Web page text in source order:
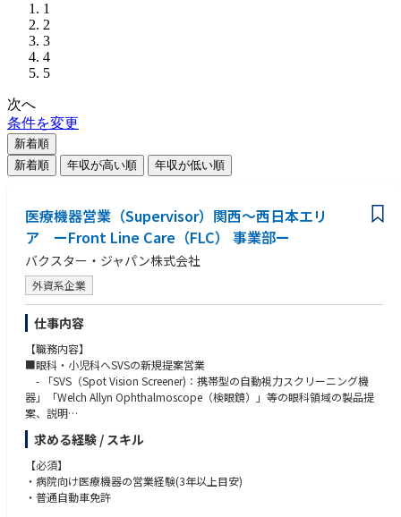
1
2
3
4
5
次へ
条件を変更
新着順
新着順
年収が高い順 年収が低い順
医療機器営業（Supervisor）関西～西日本エリ
ア ーFront Line Care（FLC） 事業部ー
バクスター・ジャパン株式会社
外資系企業
仕事内容
【職務内容】
■眼科・小児科へSVSの新規提案営業
- 「SVS（Spot Vision Screener)：携帯型の自動視力スクリーニング機
器」「Welch Allyn Ophthalmoscope（検眼鏡）」等の眼科領域の製品提
案、説明
■病院、代理店への提案活動の製品説明、デモ実施
・ 導入の提案および導入後の取り扱い説明
・ 採用施設へのフォローアップ（臨床評価や課題の収集など）
■代理店との関係構築・管理・販売施策の推進
求める経験 / スキル
【必須】
・病院向け医療機器の営業経験(3年以上目安)
・普通自動車免許